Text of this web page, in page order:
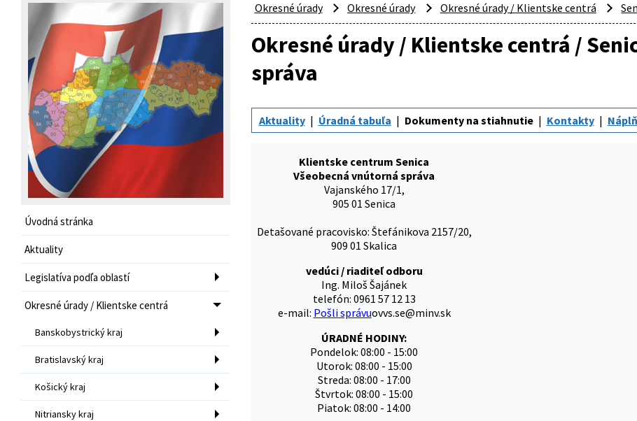
Úvodná stránka
Aktuality
Legislatíva podľa oblastí
Okresné úrady / Klientske centrá
Banskobystrický kraj
Bratislavský kraj
Košický kraj
Nitriansky kraj
Okresné úrady Okresné úrady Okresné úrady / Klientske centrá
Okresné úrady / Klientske centrá /
správa
Aktuality Úradná tabuľa Dokumenty na stiahnutie Kontakty
Klientske centrum Senica
Všeobecná vnútorná správa
Vajanského 17/1,
905 01 Senica
Detašované pracovisko: Štefánikova 2157/20,
909 01 Skalica
vedúci / riaditeľ odboru
Ing. Miloš Šajánek
telefón: 0961 57 12 13
e-mail: Pošli správuovvs.se@minv.sk
ÚRADNÉ HODINY:
Pondelok: 08:00 - 15:00
Utorok: 08:00 - 15:00
Streda: 08:00 - 17:00
Štvrtok: 08:00 - 15:00
Piatok: 08:00 - 14:00